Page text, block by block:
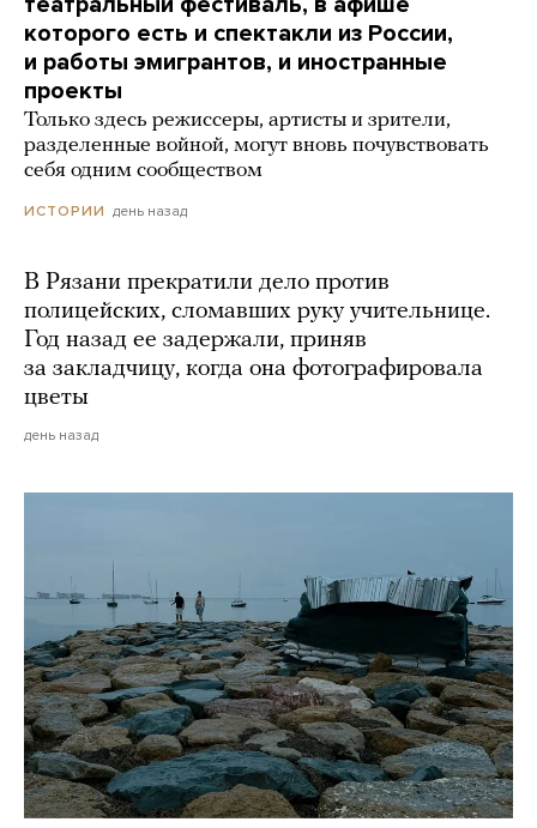
которого есть и спектакли из России,
и работы эмигрантов, и иностранные
проекты
Только здесь режиссеры, артисты и зрители,
разделенные войной, могут вновь почувствовать
себя одним сообществом
ИСТОРИИ день назад
В Рязани прекратили дело против
полицейских, сломавших руку учительнице.
Год назад ее задержали, приняв
за закладчицу, когда она фотографировала
цветы
день назад